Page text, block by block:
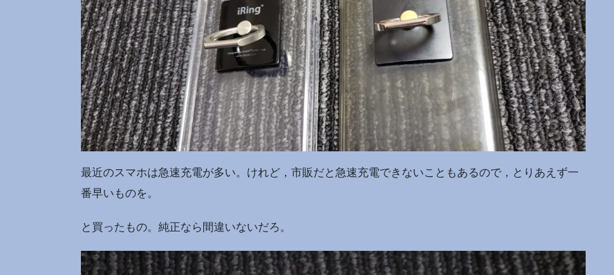
最近のスマホは急速充電が多い。けれど，市販だと急速充電できないこともあるので，とりあえず一
番早いものを。
と買ったもの。純正なら間違いないだろ。